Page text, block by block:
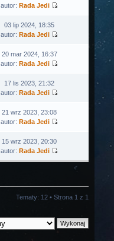
autor: Rada Jedi
03 lip 2024, 18:35
autor: Rada Jedi
20 mar 2024, 16:37
autor: Rada Jedi
17 lis 2023, 21:32
autor: Rada Jedi
21 wrz 2023, 23:08
autor: Rada Jedi
15 wrz 2023, 20:30
autor: Rada Jedi
Tematy: 12 • Strona 1 z 1